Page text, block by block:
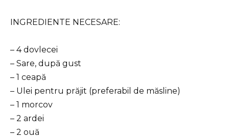
INGREDIENTE NECESARE:
– 4 dovlecei
– Sare, după gust
– 1 ceapă
– Ulei pentru prăjit (preferabil de măsline)
– 1 morcov
– 2 ardei
– 2 ouă